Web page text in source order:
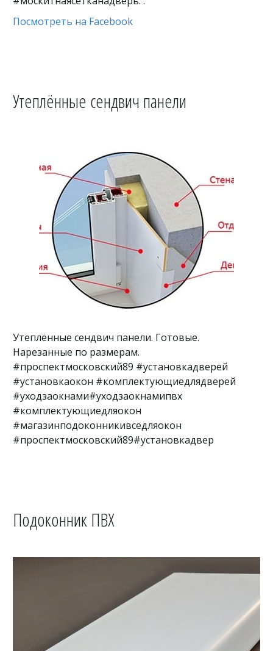
Посмотреть на Facebook
Утеплённые сендвич панели
Утеплённые сендвич панели. Готовые.
Нарезанные по размерам.
#проспектмосковский89 #установкадверей
#установкаокон #комплектующиедлядверей
#уходзаокнами#уходзаокнамипвх
#комплектующиедляокон
#магазинподоконникивседляокон
#проспектмосковский89#установкадвер
Подоконник ПВХ